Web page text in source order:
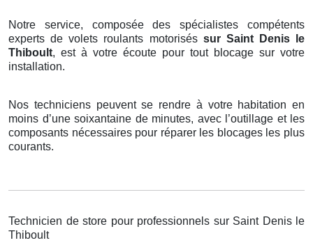
Notre service, composée des spécialistes compétents
experts de volets roulants motorisés sur Saint Denis le
Thiboult, est à votre écoute pour tout blocage sur votre
installation.
Nos techniciens peuvent se rendre à votre habitation en
moins d’une soixantaine de minutes, avec l’outillage et les
composants nécessaires pour réparer les blocages les plus
courants.
Technicien de store pour professionnels sur Saint Denis le
Thiboult